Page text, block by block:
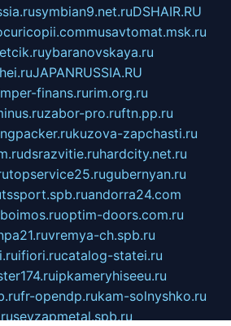
symbian9.net.ruDSHAIR.RU
musavtomat.msk.ru
ybaranovskaya.ru
JAPANRUSSIA.RU
finans.rurim.org.ru
zabor-pro.ruftn.pp.ru
kuzova-zapchasti.ru
dsrazvitie.ruhardcity.net.ru
topservice25.rugubernyan.ru
tssport.spb.ruandorra24.com
optim-doors.com.ru
vremya-ch.spb.ru
ifiori.rucatalog-statei.ru
ipkameryhiseeu.ru
fr-opendp.rukam-solnyshko.ru
sevzapmetal.spb.ru